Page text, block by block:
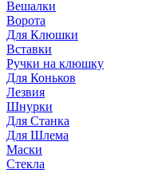
Вешалки
Ворота
Для Клюшки
Вставки
Ручки на клюшку
Для Коньков
Лезвия
Шнурки
Для Станка
Для Шлема
Маски
Стекла